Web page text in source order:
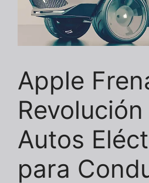
Apple
Revolución
Autos
para